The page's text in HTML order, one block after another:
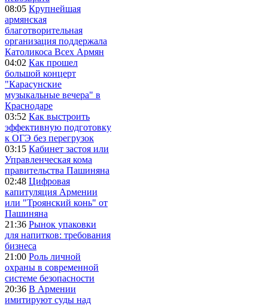
08:05 Крупнейшая
армянская
благотворительная
организация поддержала
Католикоса Всех Армян
04:02 Как прошел
большой концерт
"Карасунские
музыкальные вечера" в
Краснодаре
03:52 Как выстроить
эффективную подготовку
к ОГЭ без перегрузок
03:15 Кабинет застоя или
Управленческая кома
правительства Пашиняна
02:48 Цифровая
капитуляция Армении
или "Троянский конь" от
Пашиняна
21:36 Рынок упаковки
для напитков: требования
бизнеса
21:00 Роль личной
охраны в современной
системе безопасности
20:36 В Армении
имитируют суды над